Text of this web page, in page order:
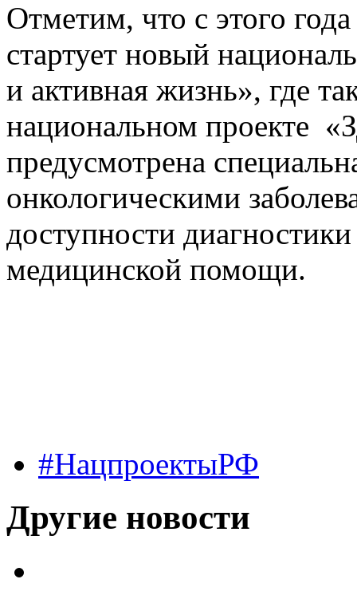
Отметим, что с этого
стартует новый
и активная жизнь», где
национальном проекте
предусмотрена
онкологическими
доступности
медицинской помощи.
#НацпроектыРФ
Другие новости